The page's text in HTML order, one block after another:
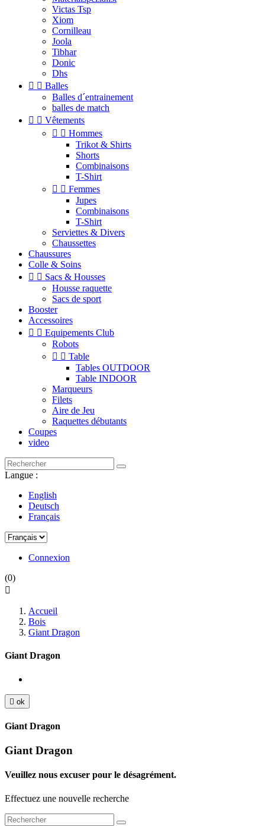
Victas Tsp
Xiom
Cornilleau
Joola
Tibhar
Donic
Dhs
  Balles
Balles d´entrainement
balles de match
  Vêtements
  Hommes
Trikot & Shirts
Shorts
Combinaisons
T-Shirt
  Femmes
Jupes
Combinaisons
T-Shirt
Serviettes & Divers
Chaussettes
Chaussures
Colle & Soins
  Sacs & Housses
Housse raquette
Sacs de sport
Booster
Accessoires
  Equipements Club
Robots
  Table
Tables OUTDOOR
Table INDOOR
Marqueurs
Filets
Aire de Jeu
Raquettes débutants
Coupes
video
Langue :
English
Deutsch
Français
Connexion
(0)

Accueil
Bois
Giant Dragon
Giant Dragon
 ok
Giant Dragon
Giant Dragon
Veuillez nous excuser pour le désagrément.
Effectuez une nouvelle recherche